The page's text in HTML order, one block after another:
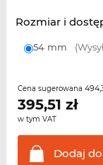
Rozmiar i
54 mm
Cena sugerowana
395,51 zł
w tym VAT
Dodaj do